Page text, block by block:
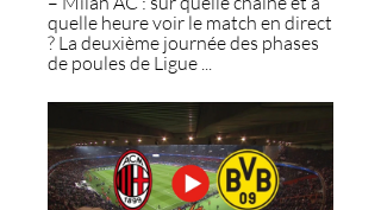
quelle heure voir le match en direct
? La deuxième journée des phases
de poules de Ligue ...